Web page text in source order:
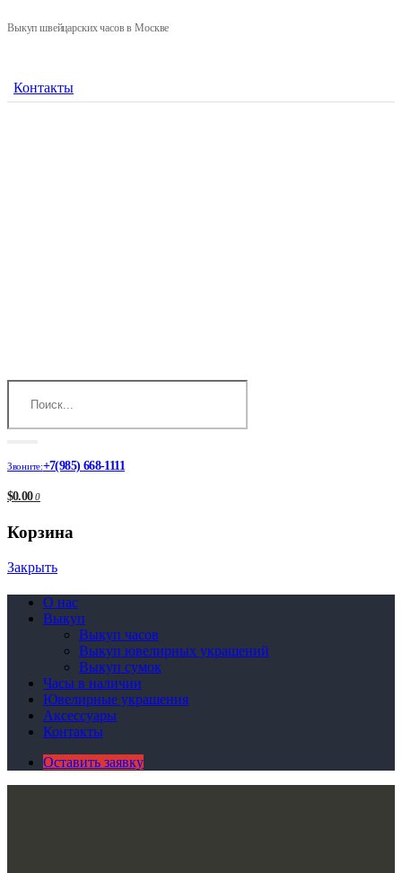
Выкуп швейцарских часов в Москве
Контакты
Звоните:+7(985) 668-1111
$0.00 0
Корзина
Закрыть
О нас
Выкуп
Выкуп часов
Выкуп ювелирных украшений
Выкуп сумок
Часы в наличии
Ювелирные украшения
Аксессуары
Контакты
Оставить заявку